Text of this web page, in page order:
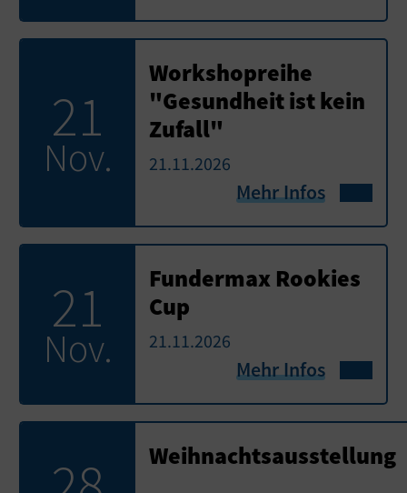
21
Nov.
Workshopreihe
"Gesundheit ist kein
Zufall"
21.11.2026
Mehr Infos
21
Nov.
Fundermax Rookies
Cup
21.11.2026
Mehr Infos
Weihnachtsausstellung